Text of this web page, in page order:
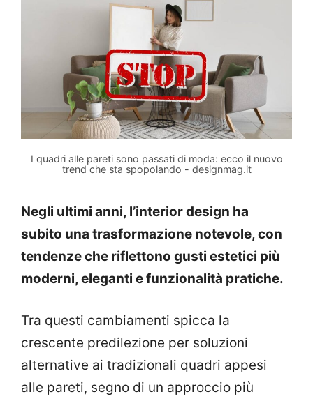
I quadri alle pareti sono passati di moda: ecco il nuovo
trend che sta spopolando - designmag.it
Negli ultimi anni, l’interior design ha
subito una trasformazione notevole, con
tendenze che riflettono gusti estetici più
moderni, eleganti e funzionalità pratiche.
Tra questi cambiamenti spicca la
crescente predilezione per soluzioni
alternative ai tradizionali quadri appesi
alle pareti, segno di un approccio più